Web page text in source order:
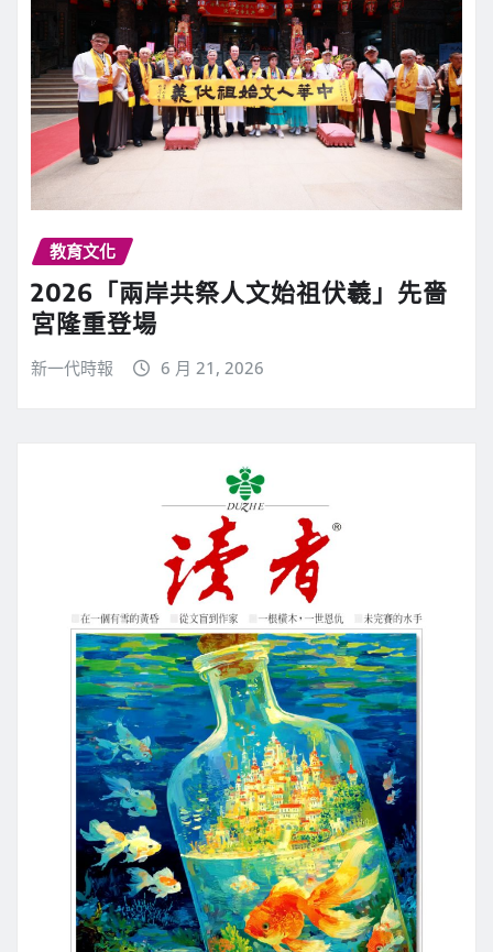
教育文化
2026「兩岸共祭人文始祖伏羲」先嗇
宮隆重登場
新一代時報 6 月 21, 2026